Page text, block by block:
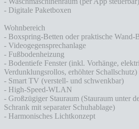
- Digitale Paketboxen
Wohnbereich
- Boxspring-Betten oder praktische Wand-
- Videogegensprechanlage
- Fußbodenheizung
- Bodentiefe Fenster (inkl. Vorhänge,
Verdunklungsrollos, erhöhter Schallschutz)
- Smart TV (verstell- und schwenkbar)
- High-Speed-WLAN
- Großzügiger Stauraum (Stauraum unter
Schrank mit separater Schuhablage)
- Harmonisches Lichtkonzept